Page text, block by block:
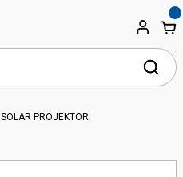
SOLAR PROJEKTÖR